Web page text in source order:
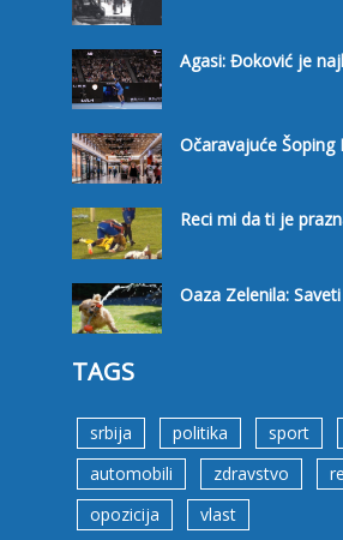
Agasi: Đoković je
Očaravajuće Šoping
Reci mi da ti je
Oaza Zelenila:
TAGS
srbija politika sport
automobili
zdravstvo
opozicija
vlast